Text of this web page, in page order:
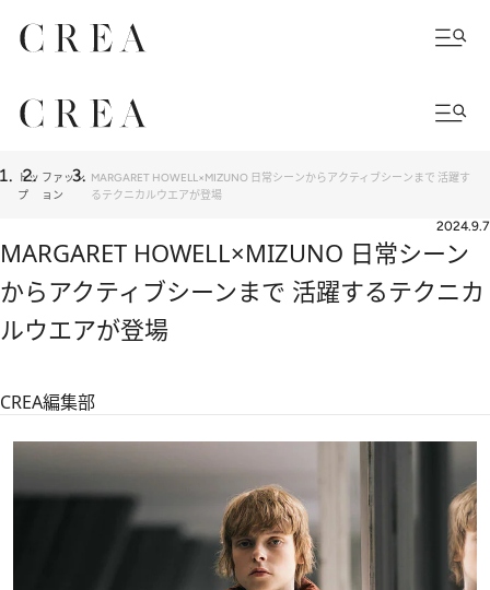
トッ
プ
ファッシ
ョン
MARGARET HOWELL×MIZUNO 日常シーンからアクティブシーンまで 活躍す
るテクニカルウエアが登場
2024.9.7
MARGARET HOWELL×MIZUNO 日常シーン
からアクティブシーンまで 活躍するテクニカ
ルウエアが登場
CREA編集部